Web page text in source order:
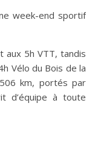
week-end sportif
5h VTT, tandis
Vélo du Bois de la
km, portés par
d’équipe à toute